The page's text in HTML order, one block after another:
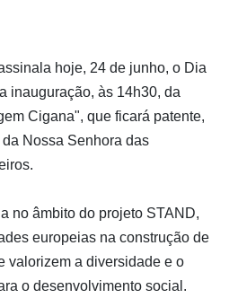
hoje, 24 de junho, o Dia
inauguração, às 14h30, da
Cigana", que ficará patente,
Nossa Senhora das
no âmbito do projeto STAND,
europeias na construção de
valorizem a diversidade e o
o desenvolvimento social.